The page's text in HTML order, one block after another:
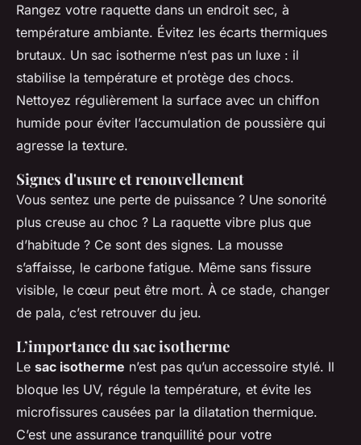
Rangez votre raquette dans un endroit sec, à
température ambiante. Évitez les écarts thermiques
brutaux. Un sac isotherme n’est pas un luxe : il
stabilise la température et protège des chocs.
Nettoyez régulièrement la surface avec un chiffon
humide pour éviter l’accumulation de poussière qui
agresse la texture.
Signes d'usure et renouvellement
Vous sentez une perte de puissance ? Une sonorité
plus creuse au choc ? La raquette vibre plus que
d’habitude ? Ce sont des signes. La mousse
s’affaisse, le carbone fatigue. Même sans fissure
visible, le cœur peut être mort. À ce stade, changer
de pala, c’est retrouver du jeu.
L’importance du sac isotherme
Le sac isotherme n’est pas qu’un accessoire stylé. Il
bloque les UV, régule la température, et évite les
microfissures causées par la dilatation thermique.
C’est une assurance tranquillité pour votre